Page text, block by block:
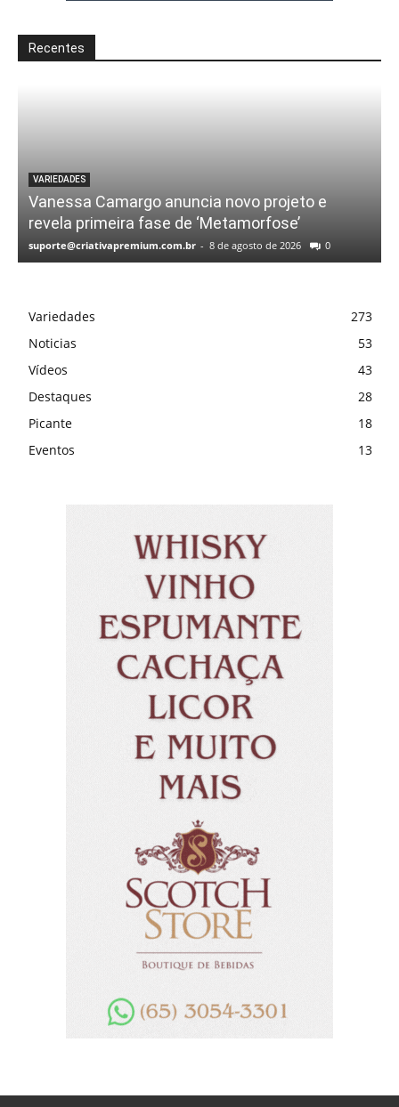
Recentes
VARIEDADES
Vanessa Camargo anuncia novo projeto e
revela primeira fase de ‘Metamorfose’
suporte@criativapremium.com.br - 8 de agosto de 2026 0
Variedades
273
Noticias
53
Vídeos
43
Destaques
28
Picante
18
Eventos
13